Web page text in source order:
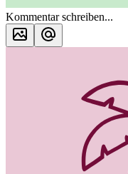
Kommentar schreiben...